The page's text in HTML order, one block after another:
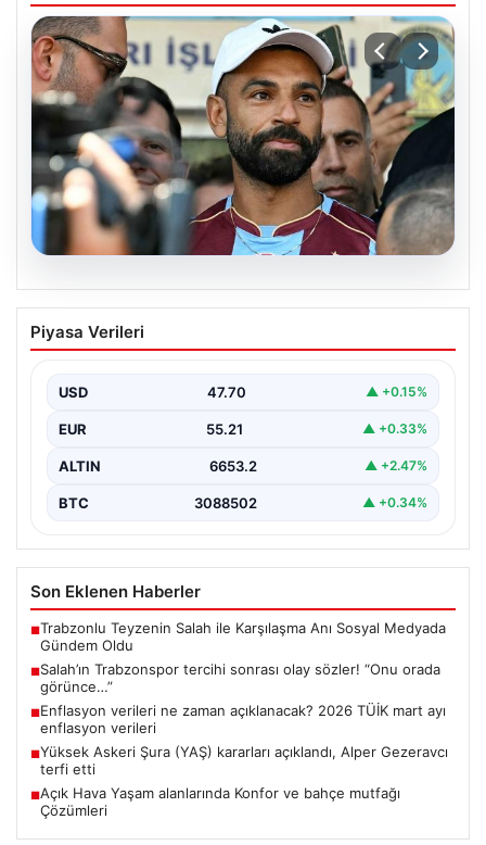
Salah’ın Trabzonspor tercihi sonrası
olay sözler! “Onu orada görünce…”
Piyasa Verileri
USD 47.70 ▲ +0.15%
EUR 55.21 ▲ +0.33%
ALTIN 6653.2 ▲ +2.47%
BTC 3088502 ▲ +0.34%
Son Eklenen Haberler
■Trabzonlu Teyzenin Salah ile Karşılaşma Anı Sosyal Medyada
Gündem Oldu
■Salah’ın Trabzonspor tercihi sonrası olay sözler! “Onu orada
görünce…”
■Enflasyon verileri ne zaman açıklanacak? 2026 TÜİK mart ayı
enflasyon verileri
■Yüksek Askeri Şura (YAŞ) kararları açıklandı, Alper Gezeravcı
terfi etti
■Açık Hava Yaşam alanlarında Konfor ve bahçe mutfağı
Çözümleri